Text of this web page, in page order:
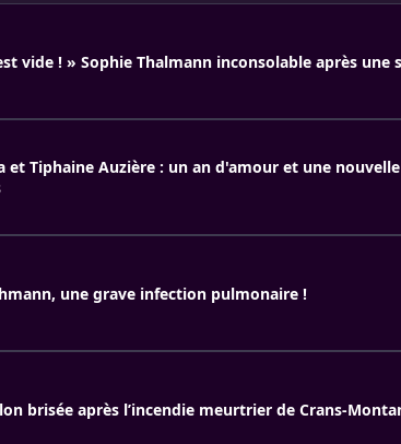
vide ! » Sophie Thalmann inconsolable après une
et Tiphaine Auzière : un an d'amour et une
une grave infection pulmonaire !
brisée après l’incendie meurtrier de Crans-